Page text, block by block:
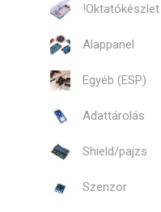
!Oktatókészlet
Alappanel
Egyéb (ESP)
Adattárolás
Shield/pajzs
Szenzor